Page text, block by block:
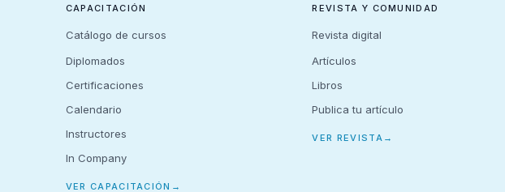
CAPACITACIÓN
Catálogo de cursos
Diplomados
Certificaciones
Calendario
Instructores
In Company
VER CAPACITACIÓN →
REVISTA Y COMUNIDAD
Revista digital
Artículos
Libros
Publica tu artículo
VER REVISTA →